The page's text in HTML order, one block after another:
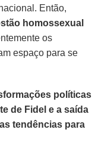
Então,
homossexual
os
espaço para se
políticas
de Fidel e a saída
tendências para